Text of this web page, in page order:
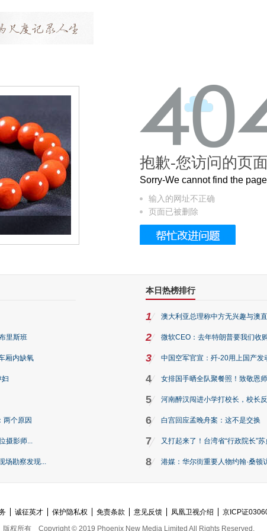
这个3.2米的长卷，还原了600岁的紫禁城
抱歉-您访问的页
Sorry-We cannot find the
输入的网址不正确
页面已被删除
里斯班
厢内缺氧
两个原因
摄影师...
场勘察发现...
本日热榜排行
1 澳大利亚总理称中方无兴趣与澳
2 微软CEO：去年特朗普要我们收
3 中国空军官宣：歼-20用上国产发
4 女排国手晒全队聚餐照！致敬恩
5 河南醉汉闯进小学打校长，校长
6 白宫回应孟晚舟案：这不是交换
7 又打起来了！台湾省“行政院长”
8 港媒：华尔街重要人物约翰·桑顿
诚征英才 保护隐私权 免责条款 意见反馈 凤凰卫视介绍 京ICP证
版权所有 Copyright © 2019 Phoenix New Media Limited All Rights Reserved.